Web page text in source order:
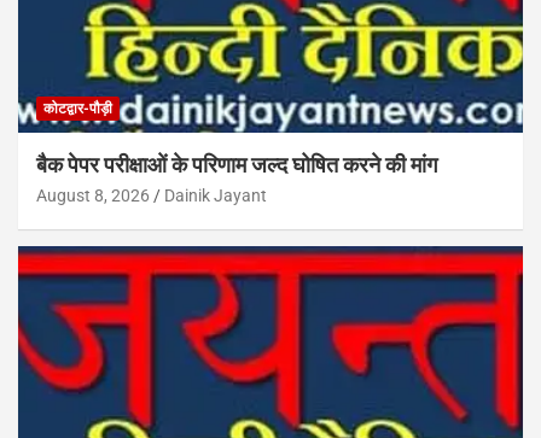
कोटद्वार-पौड़ी
बैक पेपर परीक्षाओं के परिणाम जल्द घोषित करने की मांग
August 8, 2026 Dainik Jayant